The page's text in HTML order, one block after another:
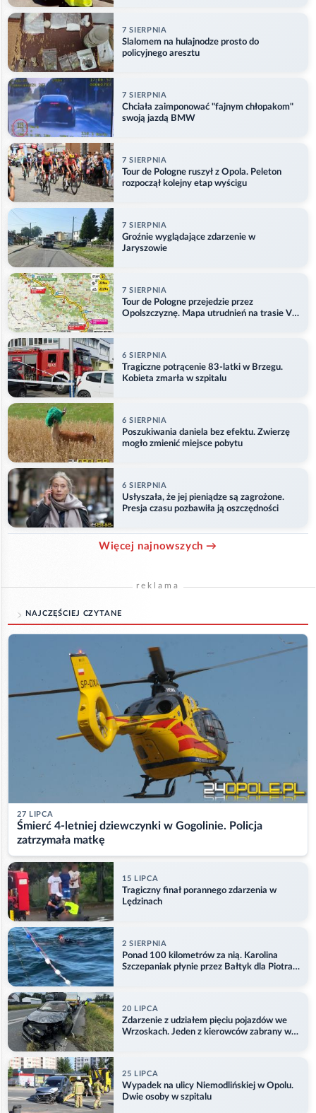
7 SIERPNIA
Slalomem na hulajnodze prosto do
policyjnego aresztu
7 SIERPNIA
Chciała zaimponować "fajnym chłopakom"
swoją jazdą BMW
7 SIERPNIA
Tour de Pologne ruszył z Opola. Peleton
rozpoczął kolejny etap wyścigu
7 SIERPNIA
Groźnie wyglądające zdarzenie w
Jaryszowie
7 SIERPNIA
Tour de Pologne przejedzie przez
Opolszczyznę. Mapa utrudnień na trasie V
6 SIERPNIA
Tragiczne potrącenie 83-latki w Brzegu.
Kobieta zmarła w szpitalu
6 SIERPNIA
Poszukiwania daniela bez efektu. Zwierzę
mogło zmienić miejsce pobytu
6 SIERPNIA
Usłyszała, że jej pieniądze są zagrożone.
Presja czasu pozbawiła ją oszczędności
Więcej najnowszych →
reklama
NAJCZĘŚCIEJ CZYTANE
27 LIPCA
Śmierć 4-letniej dziewczynki w Gogolinie. Policja
zatrzymała matkę
15 LIPCA
Tragiczny finał porannego zdarzenia w
Lędzinach
2 SIERPNIA
Ponad 100 kilometrów za nią. Karolina
Szczepaniak płynie przez Bałtyk dla Piotra.
20 LIPCA
Zdarzenie z udziałem pięciu pojazdów we
Wrzoskach. Jeden z kierowców zabrany w
25 LIPCA
Wypadek na ulicy Niemodlińskiej w Opolu.
Dwie osoby w szpitalu